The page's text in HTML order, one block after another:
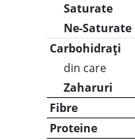
Saturate
Ne-Saturate
Carbohidrați
din care
Zaharuri
Fibre
Proteine